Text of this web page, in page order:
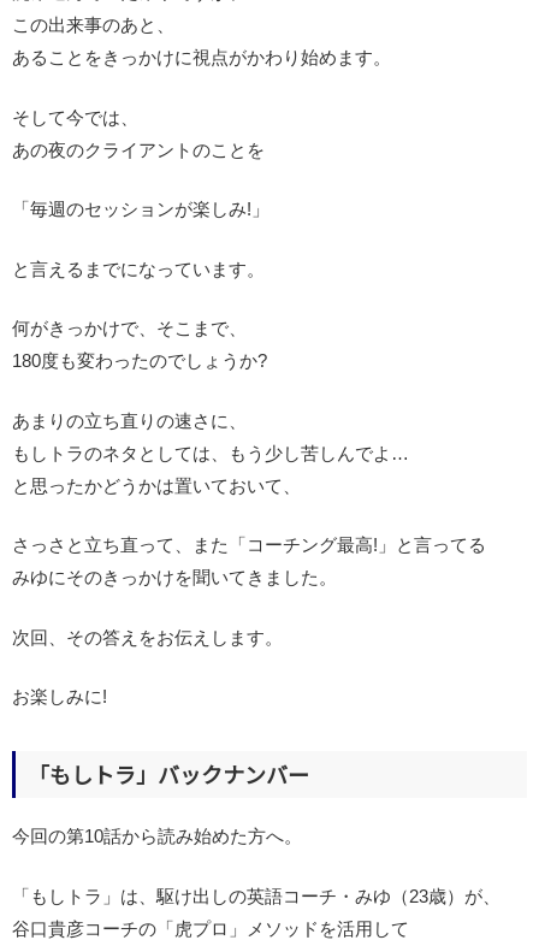
この出来事のあと、
あることをきっかけに視点がかわり始めます。
そして今では、
あの夜のクライアントのことを
「毎週のセッションが楽しみ!」
と言えるまでになっています。
何がきっかけで、そこまで、
180度も変わったのでしょうか?
あまりの立ち直りの速さに、
もしトラのネタとしては、もう少し苦しんでよ…
と思ったかどうかは置いておいて、
さっさと立ち直って、また「コーチング最高!」と言ってる
みゆにそのきっかけを聞いてきました。
次回、その答えをお伝えします。
お楽しみに!
「もしトラ」バックナンバー
今回の第10話から読み始めた方へ。
「もしトラ」は、駆け出しの英語コーチ・みゆ（23歳）が、
谷口貴彦コーチの「虎プロ」メソッドを活用して